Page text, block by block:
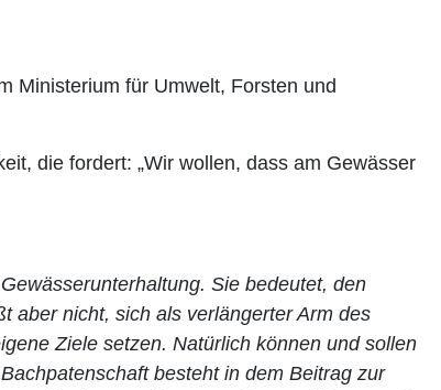
Ministerium für Umwelt, Forsten und
die fordert: „Wir wollen, dass am Gewässer
Sie bedeutet, den
aber nicht, sich als verlängerter Arm des
Ziele setzen. Natürlich können und sollen
besteht in dem Beitrag zur